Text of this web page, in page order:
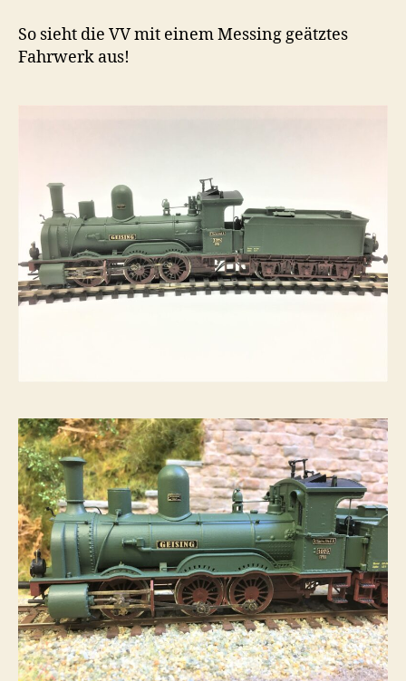
So sieht die VV mit einem Messing geätztes
Fahrwerk aus!